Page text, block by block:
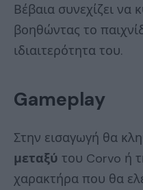
Βέβαια συνεχίζει να
βοηθώντας το
ιδιαιτερότητα του.
Gameplay
Στην εισαγωγή θα
μεταξύ του Corvo ή
χαρακτήρα που θα